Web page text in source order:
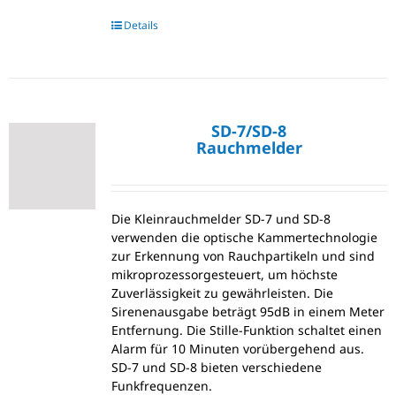
Details
SD-7/SD-8
Rauchmelder
Die Kleinrauchmelder SD-7 und SD-8
verwenden die optische Kammertechnologie
zur Erkennung von Rauchpartikeln und sind
mikroprozessorgesteuert, um höchste
Zuverlässigkeit zu gewährleisten. Die
Sirenenausgabe beträgt 95dB in einem Meter
Entfernung. Die Stille-Funktion schaltet einen
Alarm für 10 Minuten vorübergehend aus.
SD-7 und SD-8 bieten verschiedene
Funkfrequenzen.